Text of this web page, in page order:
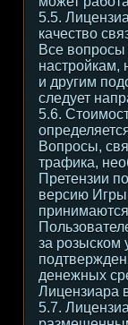
5.5.
качество
Все вопросы
настройкам,
и другим
следует
5.6.
Вопросы,
трафика,
Претензии
версию
за розыском
денежных
Лицензиара
5.7.